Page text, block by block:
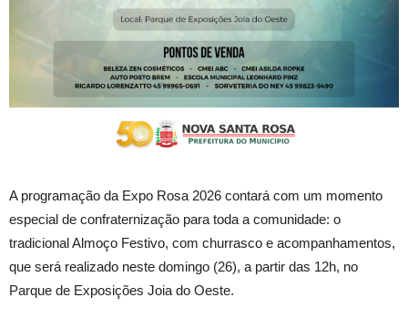
A programação da Expo Rosa 2026 contará com um momento
especial de confraternização para toda a comunidade: o
tradicional Almoço Festivo, com churrasco e acompanhamentos,
que será realizado neste domingo (26), a partir das 12h, no
Parque de Exposições Joia do Oeste.